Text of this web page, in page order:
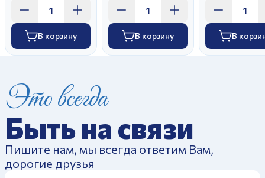
В корзину В корзину В
Это всегда
Быть на связи
Пишите нам, мы всегда ответим Вам,
дорогие друзья